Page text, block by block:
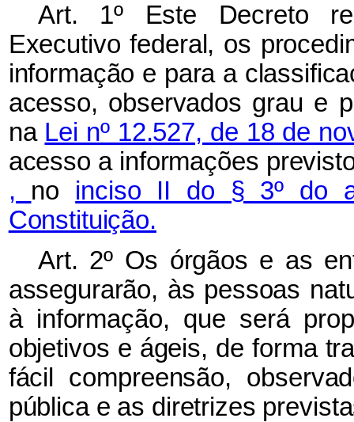
Art. 1º Este Decreto
Executivo federal, os
informação e para a
acesso, observados grau e
na Lei nº 12.527, de 18 de
acesso a informações
, no inciso II do § 3º do
Constituição.
Art. 2º Os órgãos e as
assegurarão, às pessoas
à informação, que será
objetivos e ágeis, de forma
fácil compreensão,
pública e as diretrizes